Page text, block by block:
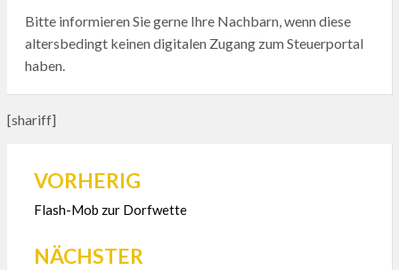
Bitte informieren Sie gerne Ihre Nachbarn, wenn diese
altersbedingt keinen digitalen Zugang zum Steuerportal
haben.
[shariff]
Beitragsnavigation
VORHERIG
Flash-Mob zur Dorfwette
NÄCHSTER